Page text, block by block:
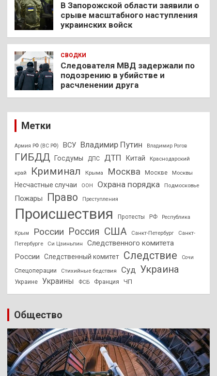
В Запорожской области заявили о
срыве масштабного наступления
украинских войск
СВОДКИ
Следователя МВД задержали по
подозрению в убийстве и
расчленении друга
Метки
Армия РФ (ВС РФ) ВСУ Владимир Путин Владимир Рогов
ГИБДД Госдумы ДПС ДТП Китай Краснодарский
край Криминал Крыма Москва Москве Москвы
Несчастные случаи ООН Охрана порядка Подмосковье
Пожары Право Преступления
Происшествия Протесты РФ Республика
Крым России Россия США Санкт-Петербург
Санкт-
Петербурге
Си Цзиньпин
Следственного комитета
России
Следственный комитет Следствие Сочи
Спецоперации Стихийные бедствия Суд Украина
Украине Украины ФСБ Франция ЧП
Общество